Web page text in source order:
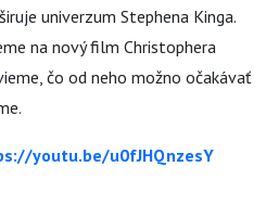
univerzum Stephena Kinga.
na nový film Christophera
čo od neho možno očakávať
youtu.be/u0fJHQnzesY